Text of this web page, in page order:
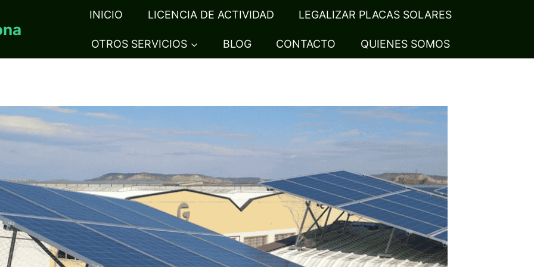
INICIO LICENCIA DE ACTIVIDAD LEGALIZAR PLACAS SOLARES
OTROS SERVICIOS BLOG CONTACTO QUIENES SOMOS